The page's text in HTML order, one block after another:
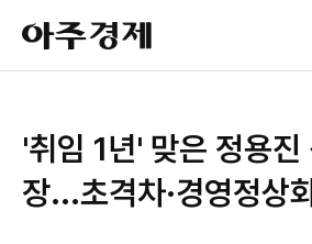
아
주
경
'취임 1년' 맞은 정용진
장...초격차·경영정상